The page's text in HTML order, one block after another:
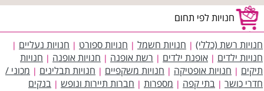
חנויות לפי תחום
חנויות רשת (כללי) | חנויות חשמל | חנויות ספורט | חנויות נעליים |
חנויות ילדים | אופנת ילדים | רשת אופנה | חנויות אופנה | חנויות
תיקים | חנויות אופטיקה | חנויות משקפיים | חנויות תבלינים | מכוני /
חדרי כושר | בתי קפה | מספרות | חברות תיירות ונופש | בנקים